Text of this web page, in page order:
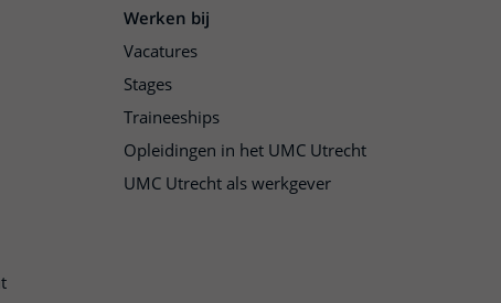
Werken bij
Vacatures
Stages
Traineeships
Opleidingen in het UMC Utrecht
UMC Utrecht als werkgever